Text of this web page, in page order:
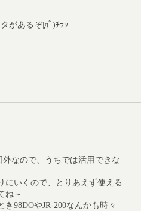
があるぞ|дﾟ)ﾁﾗｯ
なので、うちでは活用できな
にいくので、とりあえず使える
ね～
き98DOやJR-200なんかも時々